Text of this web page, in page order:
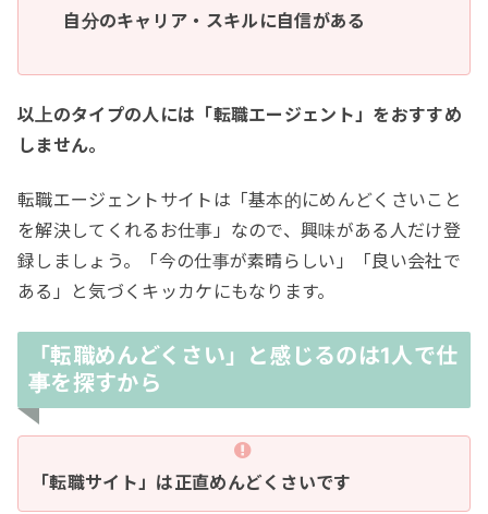
自分のキャリア・スキルに自信がある
以上のタイプの人には「転職エージェント」をおすすめ
しません。
転職エージェントサイトは「基本的にめんどくさいこと
を解決してくれるお仕事」なので、興味がある人だけ登
録しましょう。「今の仕事が素晴らしい」「良い会社で
ある」と気づくキッカケにもなります。
「転職めんどくさい」と感じるのは1人で仕
事を探すから
「転職サイト」は正直めんどくさいです